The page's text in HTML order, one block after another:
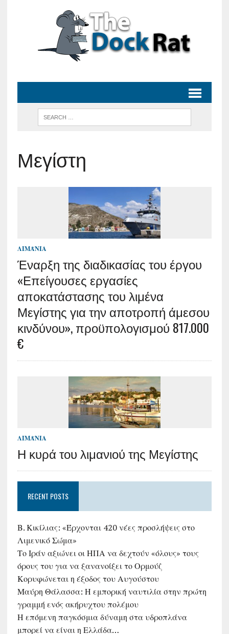
Μεγίστη
ΛΙΜΆΝΙΑ
Έναρξη της διαδικασίας του έργου
«Επείγουσες εργασίες
αποκατάστασης του λιμένα
Μεγίστης για την αποτροπή άμεσου
κινδύνου», προϋπολογισμού 817.000
€
ΛΙΜΆΝΙΑ
Η κυρά του λιμανιού της Μεγίστης
RECENT POSTS
Β. Κικίλιας: «Έρχονται 420 νέες προσλήψεις στο
Λιμενικό Σώμα»
Το Ιράν αξιώνει οι ΗΠΑ να δεχτούν «όλους» τους
όρους του για να ξανανοίξει το Ορμούζ
Κορυφώνεται η έξοδος του Αυγούστου
Μαύρη Θάλασσα: Η εμπορική ναυτιλία στην πρώτη
γραμμή ενός ακήρυχτου πολέμου
Η επόμενη παγκόσμια δύναμη στα υδροπλάνα
μπορεί να είναι η Ελλάδα…